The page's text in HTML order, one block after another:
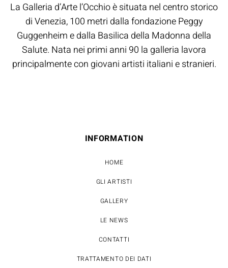
La Galleria d’Arte l’Occhio è situata nel centro storico
di Venezia, 100 metri dalla fondazione Peggy
Guggenheim e dalla Basilica della Madonna della
Salute. Nata nei primi anni 90 la galleria lavora
principalmente con giovani artisti italiani e stranieri.
INFORMATION
HOME
GLI ARTISTI
GALLERY
LE NEWS
CONTATTI
TRATTAMENTO DEI DATI